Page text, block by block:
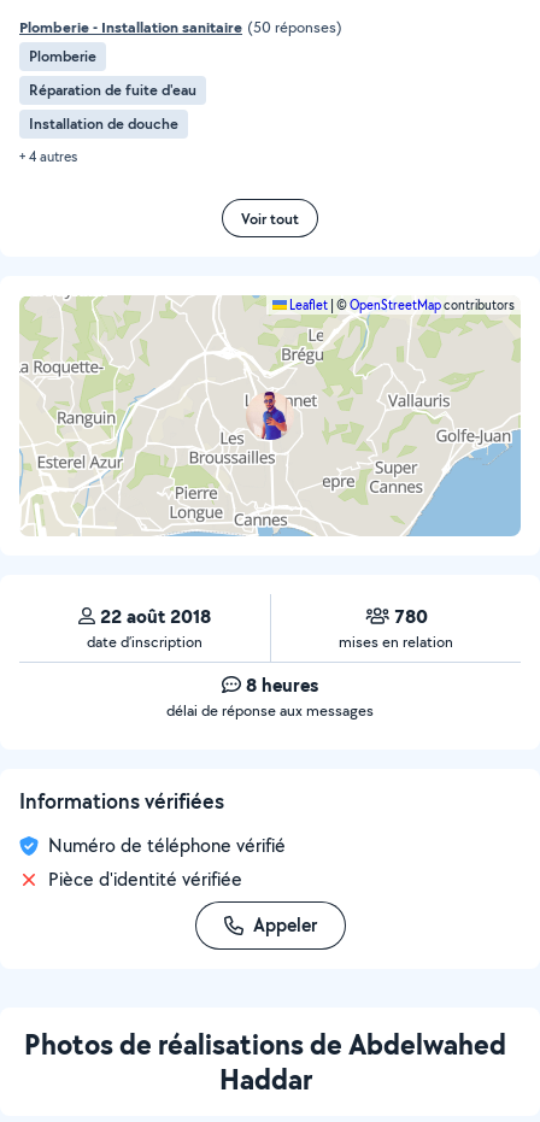
Plomberie - Installation sanitaire (50 réponses)
Plomberie
Réparation de fuite d'eau
Installation de douche
+ 4 autres
Voir tout
Leaflet ©OpenStreetMapcontributors
22 août 2018
date d’inscription
780
mises en relation
8 heures
délai de réponse aux messages
Informations vérifiées
Numéro de téléphone vérifié
Pièce d'identité vérifiée
Appeler
Photos de réalisations de Abdelwahed
Haddar